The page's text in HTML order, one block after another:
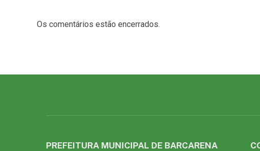
Os comentários estão encerrados.
PREFEITURA MUNICIPAL DE BARCARENA